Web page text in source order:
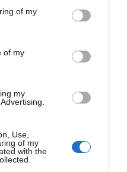
of my
of my
my
Use,
of my
with the
i ampliar de manera
i adaptar-lo a
de la població. Les
accions per a donar
d’aigües pluvials
accessos i serveis
la funcionalitat
conjunt existent.